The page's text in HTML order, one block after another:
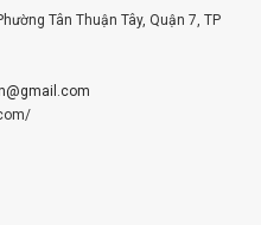
Tân Thuận Tây, Quận 7, TP